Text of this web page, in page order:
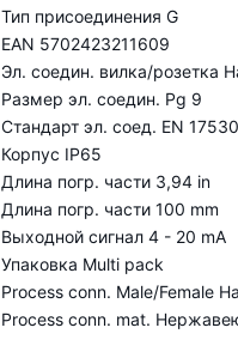
Тип присоединения G
EAN 5702423211609
Эл. соедин. вилка/розетка
Размер эл. соедин. Pg 9
Стандарт эл. соед. EN
Корпус IP65
Длина погр. части 3,94 in
Длина погр. части 100 mm
Выходной сигнал 4 - 20 mA
Упаковка Multi pack
Process conn. Male/Female
Process conn. mat.